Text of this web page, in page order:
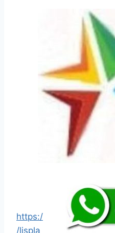
https:/
/lispla